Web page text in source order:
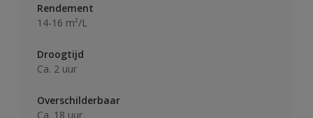
Rendement
14-16 m²/L
Droogtijd
Ca. 2 uur
Overschilderbaar
Ca. 18 uur